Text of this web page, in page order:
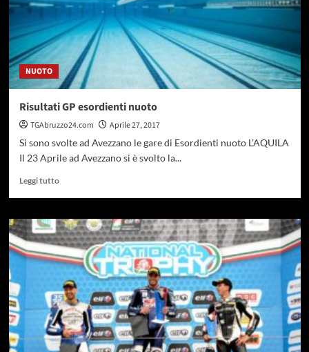
le
associazioni
di
categoria
sul
Piano
riconversione
NUOTO
Risultati GP esordienti nuoto
TGAbruzzo24.com
Aprile 27, 2017
Si sono svolte ad Avezzano le gare di Esordienti nuoto L’AQUILA
Il 23 Aprile ad Avezzano si è svolto la...
Leggi tuttoLeggi
su
Risultati
GP
esordienti
nuoto